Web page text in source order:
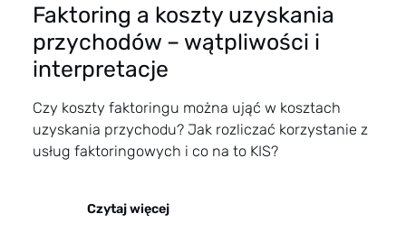
Faktoring a koszty uzyskania
przychodów – wątpliwości i
interpretacje
Czy koszty faktoringu można ująć w kosztach
uzyskania przychodu? Jak rozliczać korzystanie z
usług faktoringowych i co na to KIS?
Czytaj więcej